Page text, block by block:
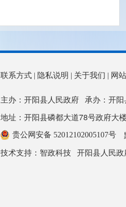
联系方式| 隐私说明 | 关于我们 | 网
主办：开阳县人民政府 承办：开
地址：开阳县磷都大道78号政府
贵公网安备 52012102005107号
技术支持： 智政科技 开阳县人民